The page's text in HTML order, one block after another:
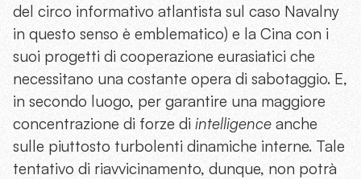
del circo informativo atlantista sul caso Navalny
in questo senso è emblematico) e la Cina con i
suoi progetti di cooperazione eurasiatici che
necessitano una costante opera di sabotaggio. E,
in secondo luogo, per garantire una maggiore
concentrazione di forze di intelligence anche
sulle piuttosto turbolenti dinamiche interne. Tale
tentativo di riavvicinamento, dunque, non potrà